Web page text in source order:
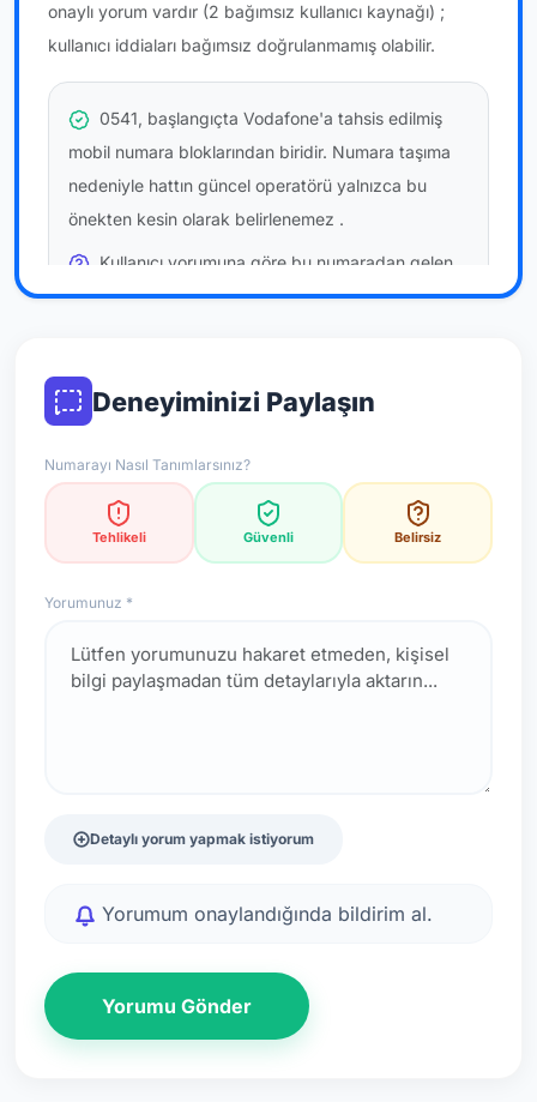
onaylı yorum vardır (2 bağımsız kullanıcı kaynağı) ;
kullanıcı iddiaları bağımsız doğrulanmamış olabilir.
0541, başlangıçta Vodafone'a tahsis edilmiş
mobil numara bloklarından biridir. Numara taşıma
nedeniyle hattın güncel operatörü yalnızca bu
önekten kesin olarak belirlenemez .
Kullanıcı yorumuna göre bu numaradan gelen
çağrılaratemkinli yaklaşmanızönerilir; bu bir site
resmi doğrulama niteliği taşımaz.
*Not: Değerlendirmeler onaylı kullanıcı yorumlarına göre
güncellenir.
Deneyiminizi Paylaşın
Numarayı Nasıl Tanımlarsınız?
Tehlikeli Güvenli Belirsiz
Yorumunuz *
Detaylı yorum yapmak istiyorum
Yorumum onaylandığında bildirim al.
Yorumu Gönder